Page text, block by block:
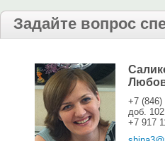
Задайте вопрос
+7 (846)
доб. 102
+7 917